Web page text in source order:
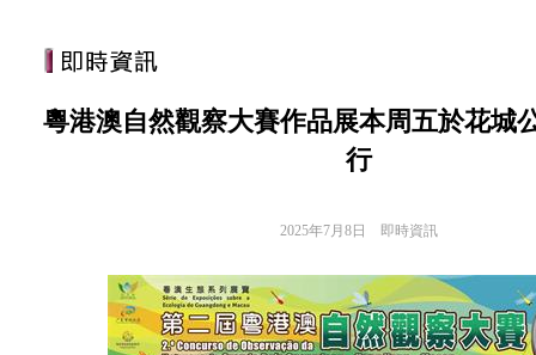
粵港澳自然觀察大賽作品展本周五於花城
行
2025年7月8日 即時資訊